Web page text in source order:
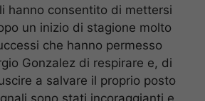
hanno consentito di mettersi
un inizio di stagione molto
che hanno permesso
Gonzalez di respirare e, di
a salvare il proprio posto
sono stati incoraggianti e